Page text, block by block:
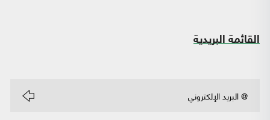
القائمة البريدية